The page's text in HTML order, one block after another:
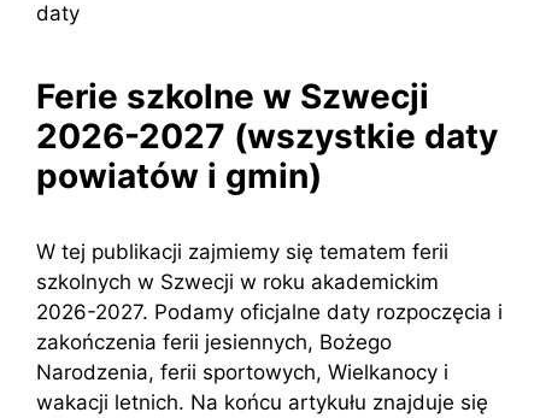
daty
Ferie szkolne w Szwecji
2026-2027 (wszystkie daty
powiatów i gmin)
W tej publikacji zajmiemy się tematem ferii
szkolnych w Szwecji w roku akademickim
2026-2027. Podamy oficjalne daty rozpoczęcia i
zakończenia ferii jesiennych, Bożego
Narodzenia, ferii sportowych, Wielkanocy i
wakacji letnich. Na końcu artykułu znajduje się